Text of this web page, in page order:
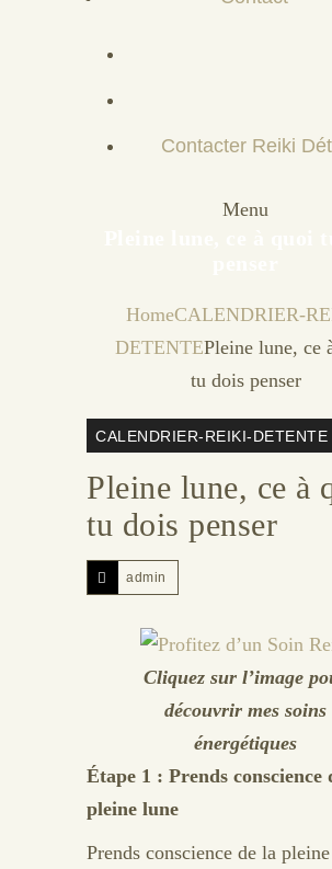
Contacter Reiki
Menu
HomeCALENDRIER-
DETENTEPleine lune, ce
tu dois penser
CALENDRIER-REIKI-DETENTE
Pleine lune, ce à
tu dois penser
admin
Cliquez sur l’image
découvrir mes soins
énergétiques
Étape 1 : Prends conscience
pleine lune
Prends conscience de la